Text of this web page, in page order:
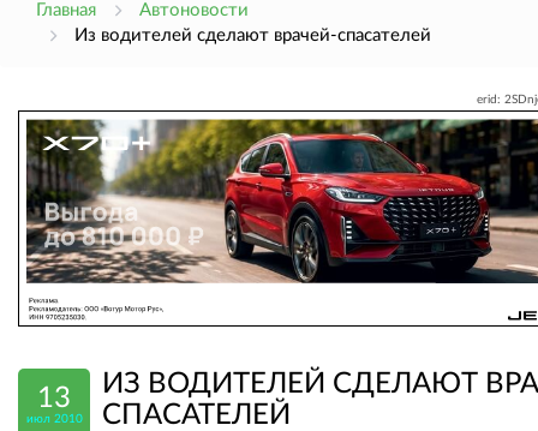
Главная
Автоновости
Из водителей сделают врачей-спасателей
erid:
13
июл 2010
ИЗ ВОДИТЕЛЕЙ СДЕЛАЮТ
СПАСАТЕЛЕЙ